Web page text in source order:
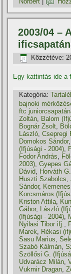
2003/04 –
Közzétéve:
Egy kattintás ide a
Kategória:
bajnoki
ftc
Zoltán, Balom
Bognár Zsolt,
László,Csepregi
Domokos Sándor,
(Ifjúsági - 2004),
Fodor András,
2003),Gyepes
Dávid, Horváth
Huszti Szabolcs,
Sándor,
Korcsmáros
Kriston Attila,
Gábor, László
(Ifjúsági - 2004),
Nyilasi Tibor ifj.,
Marek, Rékasi
Sasu Marius,
Szabó Kálmán,
Szöllősi G.
Udvarácz Milán,
Vukmir Dragan,